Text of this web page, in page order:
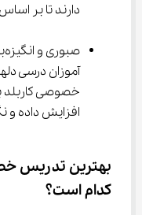
دارند تا بر
خصوصی کاربلد
افزایش داده و
بهترین تدریس
کدام است؟